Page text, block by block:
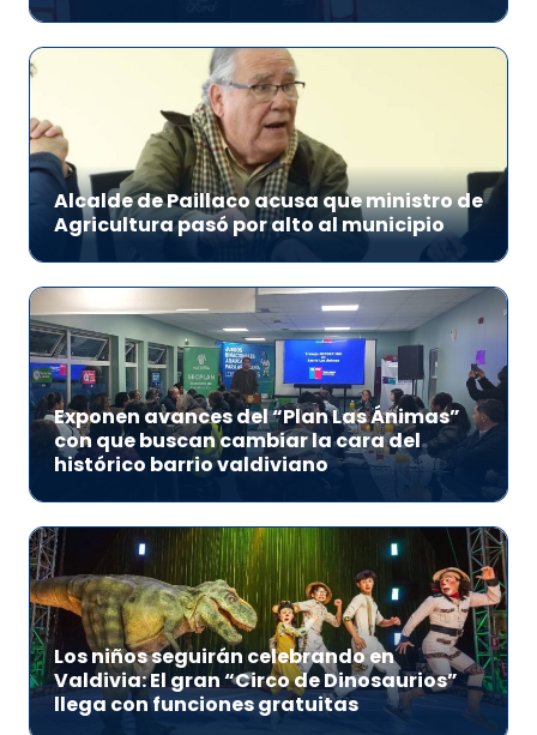
Alcalde de Paillaco acusa que ministro de
Agricultura pasó por alto al municipio
Exponen avances del “Plan Las Ánimas”
con que buscan cambiar la cara del
histórico barrio valdiviano
Los niños seguirán celebrando en
Valdivia: El gran “Circo de Dinosaurios”
llega con funciones gratuitas